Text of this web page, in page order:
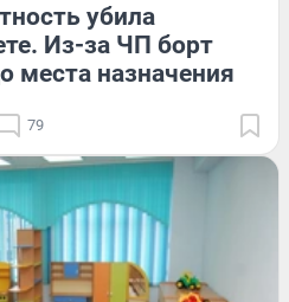
убила
Из-за ЧП борт
места назначения
79